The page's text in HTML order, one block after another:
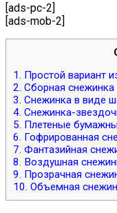
[ads-pc-2]
[ads-mob-2]
1. Простой вариант
2. Сборная
3. Снежинка в виде
4. Снежинка-
5. Плетеные
6. Гофрированная
7. Фантазийная
8. Воздушная
9. Прозрачная
10. Объемная